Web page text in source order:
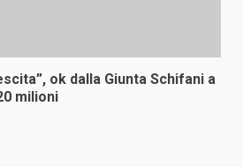
ok dalla Giunta Schifani a
milioni